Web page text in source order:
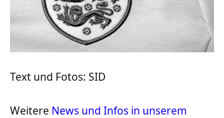
Text und Fotos: SID
Weitere News und Infos in unserem